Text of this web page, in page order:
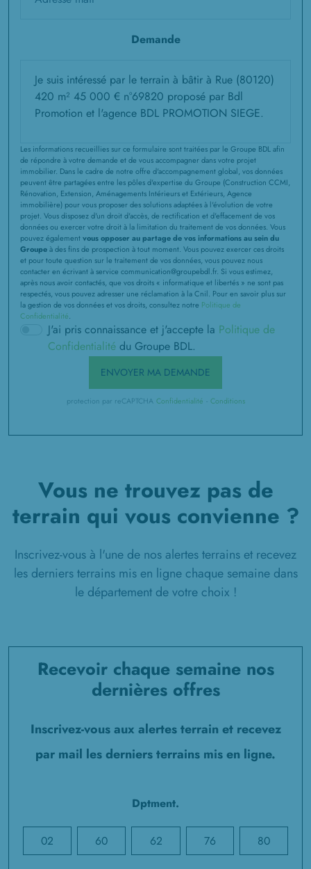
Demande
Les informations recueillies sur ce formulaire sont traitées par le Groupe BDL afin
de répondre à votre demande et de vous accompagner dans votre projet
immobilier. Dans le cadre de notre offre d'accompagnement global, vos données
peuvent être partagées entre les pôles d'expertise du Groupe (Construction CCMI,
Rénovation, Extension, Aménagements Intérieurs et Extérieurs, Agence
immobilière) pour vous proposer des solutions adaptées à l'évolution de votre
projet. Vous disposez d'un droit d'accès, de rectification et d'effacement de vos
données ou exercer votre droit à la limitation du traitement de vos données. Vous
pouvez égalementvous opposer au partage de vos informations au sein du
Groupeà des fins de prospection à tout moment. Vous pouvez exercer ces droits
et pour toute question sur le traitement de vos données, vous pouvez nous
contacter en écrivant à service communication@groupebdl.fr. Si vous estimez,
après nous avoir contactés, que vos droits « informatique et libertés » ne sont pas
respectés, vous pouvez adresser une réclamation à la Cnil. Pour en savoir plus sur
la gestion de vos données et vos droits, consultez notre Politique de
Confidentialité.
J'ai pris connaissance et j'accepte la Politique de
Confidentialité du Groupe BDL.
ENVOYER MA DEMANDE
protection par reCAPTCHA Confidentialité - Conditions
Vous ne trouvez pas de
terrain qui vous convienne ?
Inscrivez-vous à l'une de nos alertes terrains et recevez
les derniers terrains mis en ligne chaque semaine dans
le département de votre choix !
Recevoir chaque semaine nos
dernières offres
Inscrivez-vous aux alertes terrain et recevez
par mail les derniers terrains mis en ligne.
Dptment.
02 60 62 76 80